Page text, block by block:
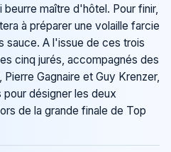
maître d'hôtel. Pour finir,
à préparer une volaille farcie
sauce. A l'issue de ces trois
cinq jurés, accompagnés des
Gagnaire et Guy Krenzer,
désigner les deux
de la grande finale de Top